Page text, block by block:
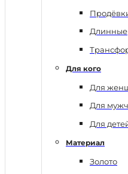
Длинные
Для кого
Для
Для
Для
Материал
Золото